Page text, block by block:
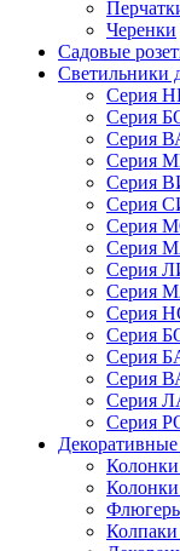
Черенки
Садовые
Светильники
Серия
Серия
Серия
Серия
Серия
Серия
Серия
Серия
Серия
Серия
Серия
Серия
Серия
Серия
Серия
Серия
Колпаки